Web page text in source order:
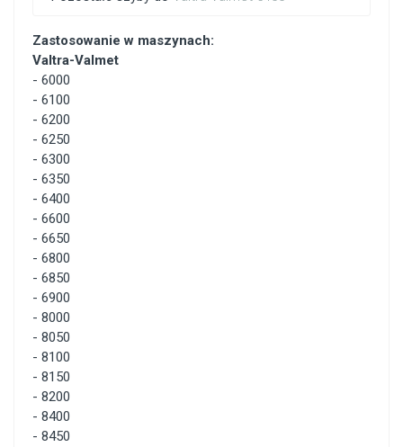
Zastosowanie w maszynach:
Valtra-Valmet
- 6000
- 6100
- 6200
- 6250
- 6300
- 6350
- 6400
- 6600
- 6650
- 6800
- 6850
- 6900
- 8000
- 8050
- 8100
- 8150
- 8200
- 8400
- 8450